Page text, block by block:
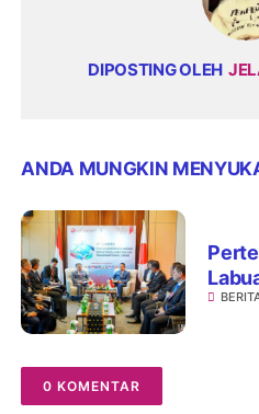
DIPOSTING OLEH
ANDA MUNGKIN
dan
0 KOMENTAR